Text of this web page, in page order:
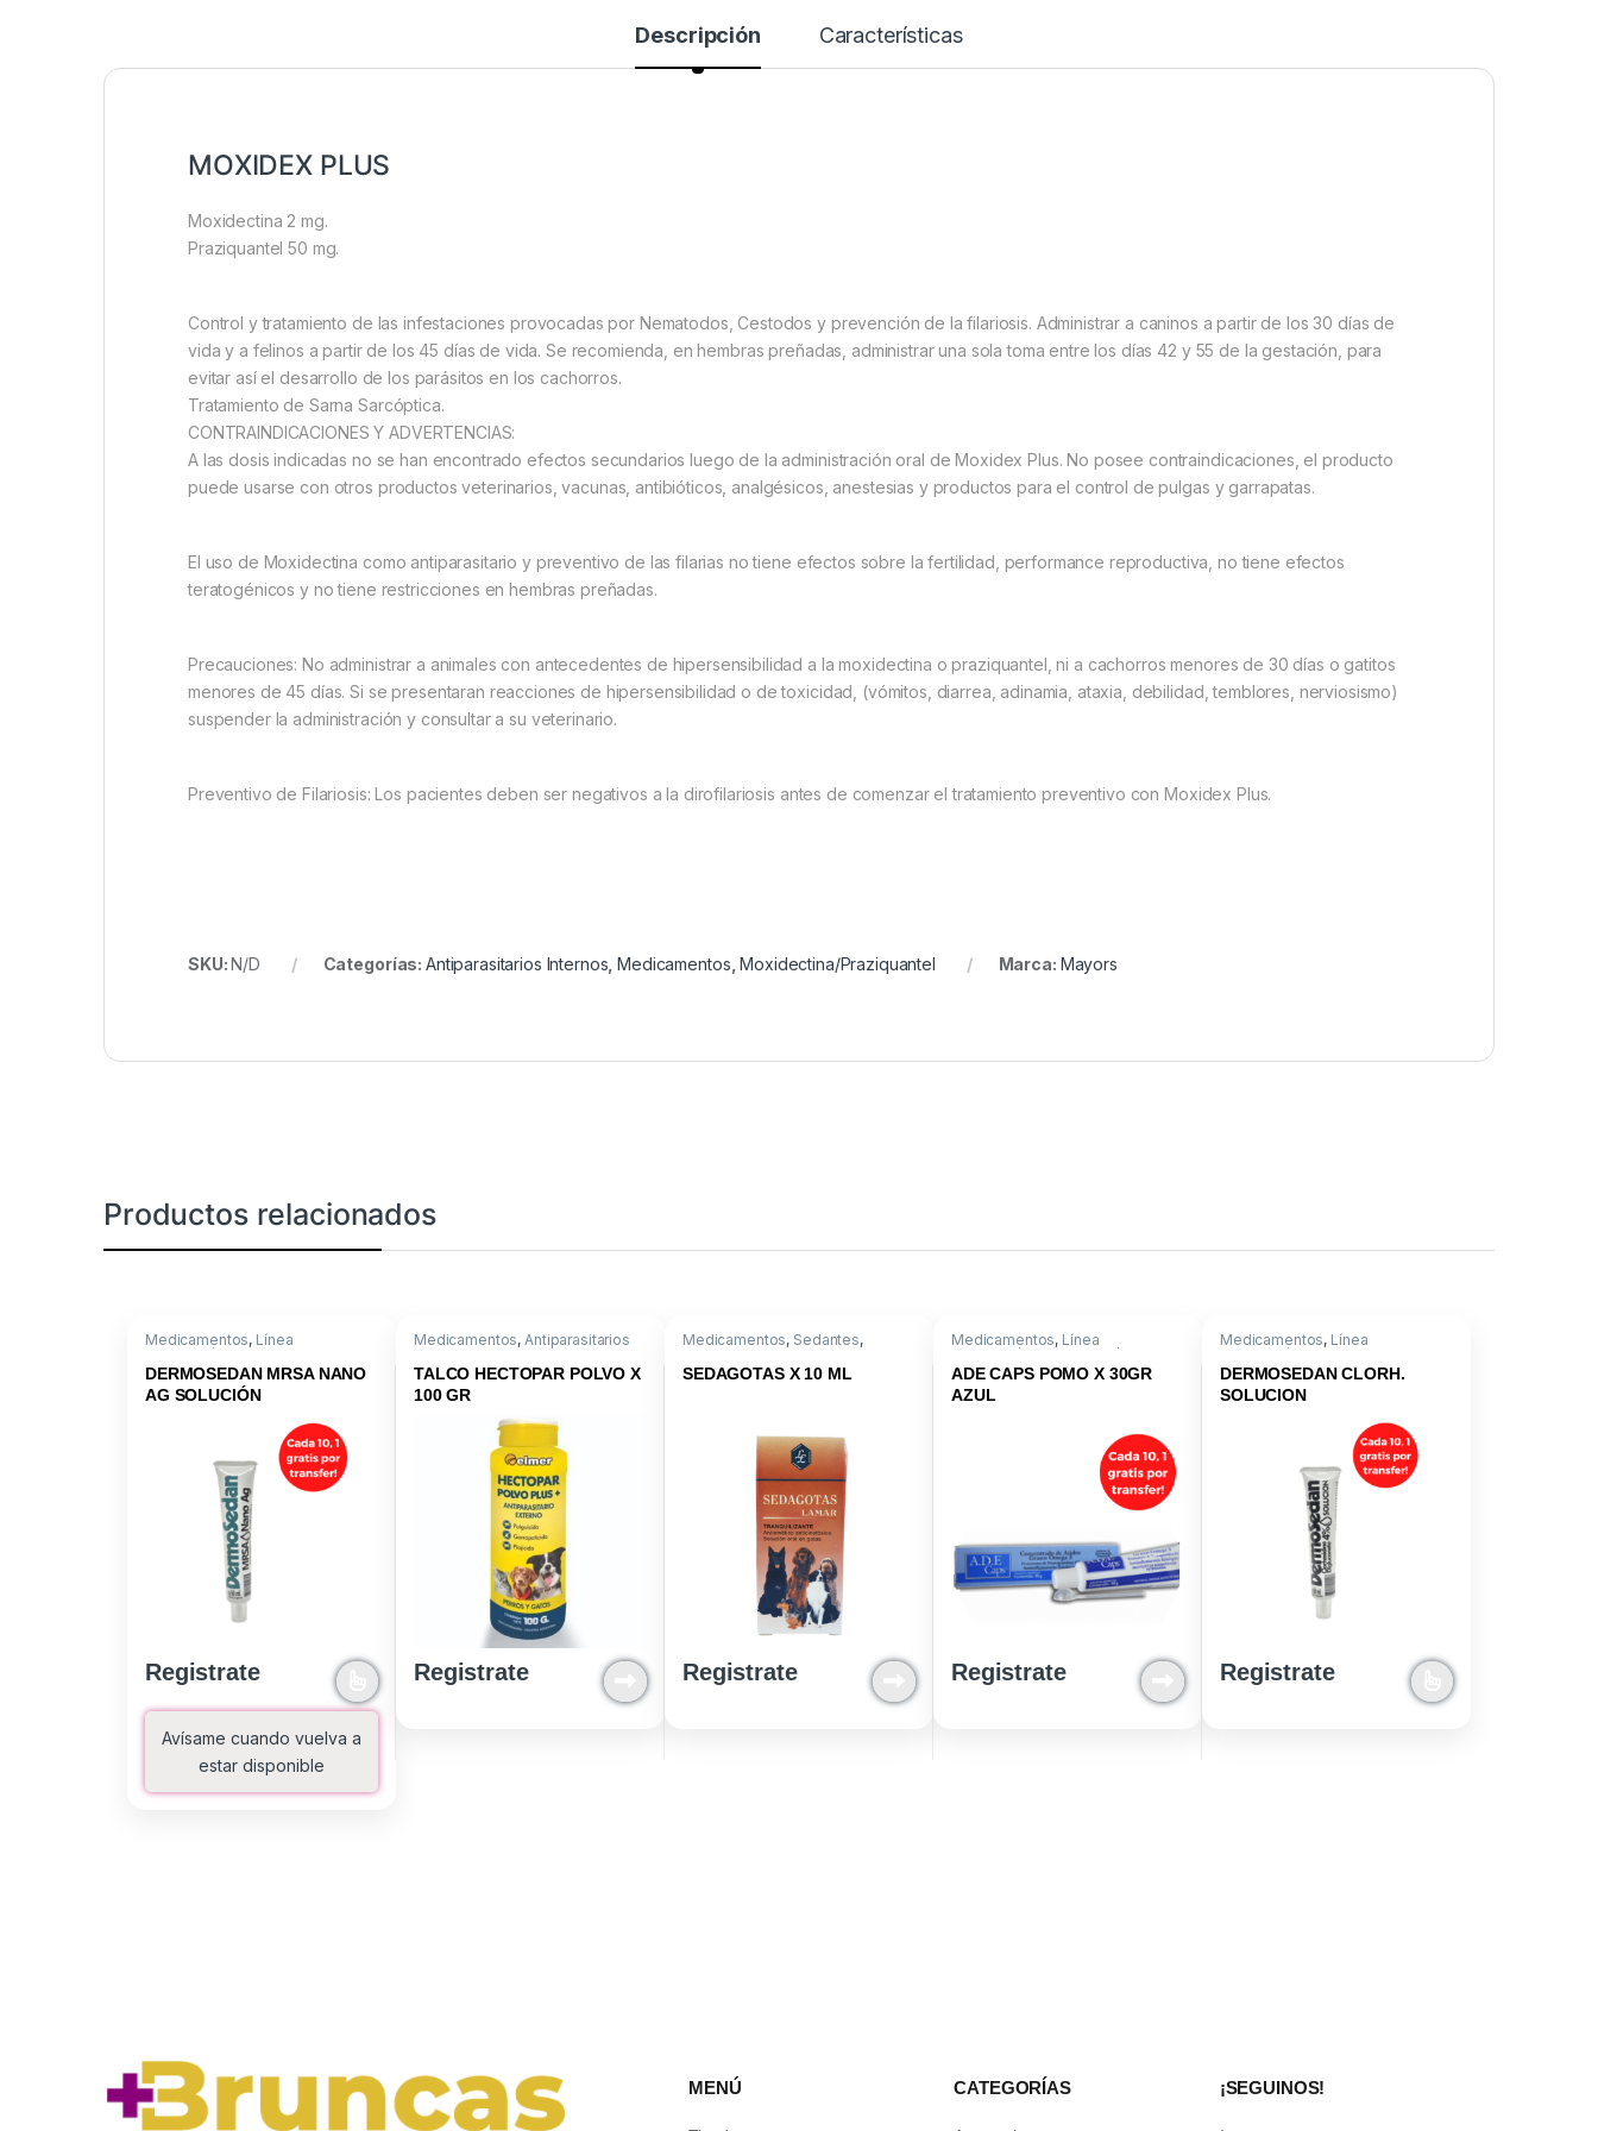
Descripción Características
MOXIDEX PLUS
Moxidectina 2 mg.
Praziquantel 50 mg.
Control y tratamiento de las infestaciones provocadas por Nematodos, Cestodos y prevención de la filariosis. Administrar a caninos a partir de los 30 días de
vida y a felinos a partir de los 45 días de vida. Se recomienda, en hembras preñadas, administrar una sola toma entre los días 42 y 55 de la gestación, para
evitar así el desarrollo de los parásitos en los cachorros.
Tratamiento de Sarna Sarcóptica.
CONTRAINDICACIONES Y ADVERTENCIAS:
A las dosis indicadas no se han encontrado efectos secundarios luego de la administración oral de Moxidex Plus. No posee contraindicaciones, el producto
puede usarse con otros productos veterinarios, vacunas, antibióticos, analgésicos, anestesias y productos para el control de pulgas y garrapatas.
El uso de Moxidectina como antiparasitario y preventivo de las filarias no tiene efectos sobre la fertilidad, performance reproductiva, no tiene efectos
teratogénicos y no tiene restricciones en hembras preñadas.
Precauciones: No administrar a animales con antecedentes de hipersensibilidad a la moxidectina o praziquantel, ni a cachorros menores de 30 días o gatitos
menores de 45 días. Si se presentaran reacciones de hipersensibilidad o de toxicidad, (vómitos, diarrea, adinamia, ataxia, debilidad, temblores, nerviosismo)
suspender la administración y consultar a su veterinario.
Preventivo de Filariosis: Los pacientes deben ser negativos a la dirofilariosis antes de comenzar el tratamiento preventivo con Moxidex Plus.
SKU:N/D Categorías: Antiparasitarios Internos ,Medicamentos ,Moxidectina/Praziquantel Marca: Mayors
Productos relacionados
Medicamentos, Línea
Dermatológica
DERMOSEDAN MRSA NANO
AG SOLUCIÓN
Registrate
Avísame cuando vuelva a
estar disponible
Medicamentos, Antiparasitarios
Antiparasitario Externo
Talcos,Propoxur
TALCO HECTOPAR POLVO X
100 GR
Registrate
Medicamentos, Sedantes,
SEDAGOTAS X 10 ML
Registrate
Medicamentos, Línea
Dermatológica
Vit A.D.E/ Omega
3
ADE CAPS POMO X 30GR
AZUL
Registrate
Medicamentos, Línea
Dermatológica
DERMOSEDAN CLORH.
SOLUCION
Registrate
MENÚ CATEGORÍAS ¡SEGUINOS!